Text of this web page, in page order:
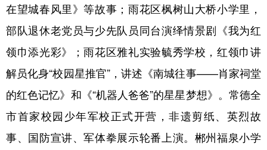
山东 河南 湖北 湖南
四川 贵州 云南 西藏
陕西 甘肃 青海 宁夏
新疆 内蒙古 黑龙江
在望城春风里》等故事；雨花区枫树山大桥小学里，
部队退休老党员与少先队员同台演绎情景剧《我为红
领巾添光彩》；雨花区雅礼实验毓秀学校，红领巾讲
解员化身“校园星推官”，讲述《南城往事——肖家祠堂
的红色记忆》和《“机器人爸爸”的星星梦想》。常德全
市首家校园少年军校正式开营，非遗剪纸、英烈故
事、国防宣讲、军体拳展示轮番上演。郴州福泉小学